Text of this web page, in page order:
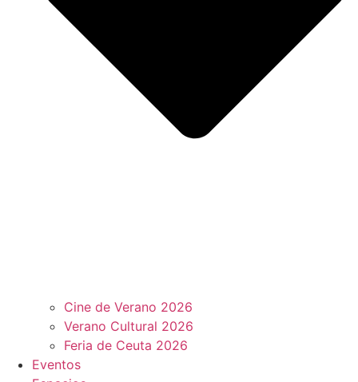
Cine de Verano 2026
Verano Cultural 2026
Feria de Ceuta 2026
Eventos